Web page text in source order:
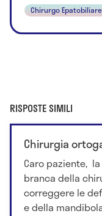
Chirurgo Epatobiliare
RISPOSTE SIMILI
Chirurgia
Caro paziente,
branca della
correggere le
e della